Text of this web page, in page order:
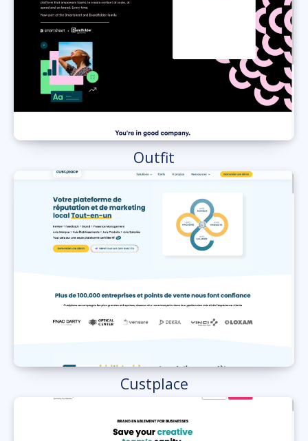
Outfit
Custplace